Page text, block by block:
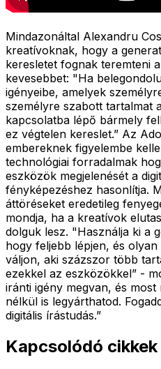
Mindazonáltal Alexandru
kreatívoknak, hogy a
keresletet fognak teremteni
kevesebbet: "Ha
igényeibe, amelyek
személyre szabott tartalmat
kapcsolatba lépő bármely
ez végtelen kereslet.” Az
embereknek figyelembe
technológiai forradalmak
eszközök megjelenését a
fényképezéshez hasonlítja.
áttöréseket eredetileg
mondja, ha a kreatívok
dolguk lesz. "Használja ki a
hogy feljebb lépjen, és
váljon, aki százszor több
ezekkel az eszközökkel” -
iránti igény megvan, és
nélkül is legyárthatod.
digitális írástudás.”
Kapcsolódó